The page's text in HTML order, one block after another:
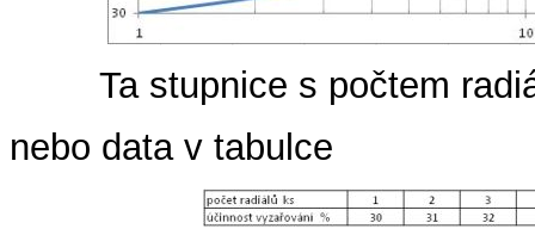
Ta stupnice s počtem
nebo data v tabulce